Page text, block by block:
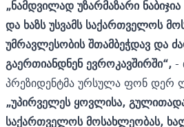
„ნამდვილად უზარმაზარი
და ხაზს უსვამს საქართველოს
უმრავლესობის შთამბეჭდავ და
გაერთიანდნენ ევროკავშირში“,-
პრეზიდენტმა ურსულა ფონ დერ
„უპირველეს ყოვლისა,
საქართველოს მოსახლეობას,